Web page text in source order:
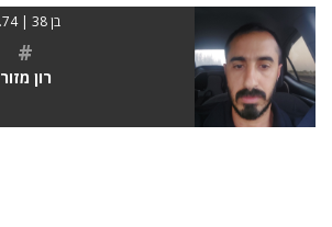
בן 38 | 1.74
#
רון מזור